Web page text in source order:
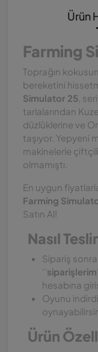
Ürün
Farming
Toprağın
bereketini
Simulator 25 ,
tarlalarından
düzlüklerine ve
taşıyor. Yepyeni
makinelerle
olmamıştı.
En uygun
Farming
Satın Al!
Nasıl
Sipariş
‘’siparişlerim
hesabına
Oyunu
Ürün